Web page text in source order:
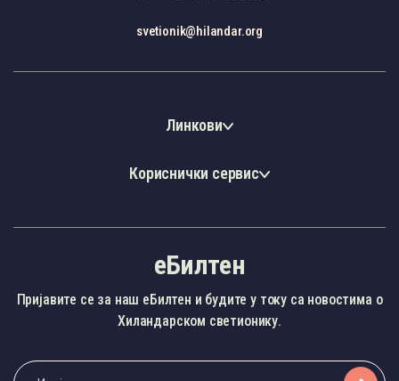
svetionik@hilandar.org
Линкови
Кориснички сервис
еБилтен
Пријавите се за наш еБилтен и будите у току са новостима о
Хиландарском светионику.